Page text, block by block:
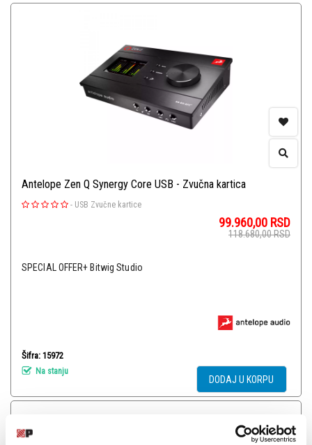
Antelope Zen Q Synergy Core USB - Zvučna kartica
- USB Zvučne kartice
99.960,00 RSD
118.680,00RSD
SPECIAL OFFER+ Bitwig Studio
Šifra: 15972
Na stanju
DODAJ U KORPU